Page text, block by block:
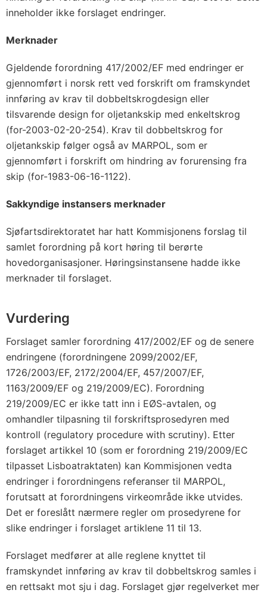
inneholder ikke forslaget endringer.
Merknader
Gjeldende forordning 417/2002/EF med endringer er
gjennomført i norsk rett ved forskrift om framskyndet
innføring av krav til dobbeltskrogdesign eller
tilsvarende design for oljetankskip med enkeltskrog
(for-2003-02-20-254). Krav til dobbeltskrog for
oljetankskip følger også av MARPOL, som er
gjennomført i forskrift om hindring av forurensing fra
skip (for-1983-06-16-1122).
Sakkyndige instansers merknader
Sjøfartsdirektoratet har hatt Kommisjonens forslag til
samlet forordning på kort høring til berørte
hovedorganisasjoner. Høringsinstansene hadde ikke
merknader til forslaget.
Vurdering
Forslaget samler forordning 417/2002/EF og de senere
endringene (forordningene 2099/2002/EF,
1726/2003/EF, 2172/2004/EF, 457/2007/EF,
1163/2009/EF og 219/2009/EC). Forordning
219/2009/EC er ikke tatt inn i EØS-avtalen, og
omhandler tilpasning til forskriftsprosedyren med
kontroll (regulatory procedure with scrutiny). Etter
forslaget artikkel 10 (som er forordning 219/2009/EC
tilpasset Lisboatraktaten) kan Kommisjonen vedta
endringer i forordningens referanser til MARPOL,
forutsatt at forordningens virkeområde ikke utvides.
Det er foreslått nærmere regler om prosedyrene for
slike endringer i forslaget artiklene 11 til 13.
Forslaget medfører at alle reglene knyttet til
framskyndet innføring av krav til dobbeltskrog samles i
en rettsakt mot sju i dag. Forslaget gjør regelverket mer